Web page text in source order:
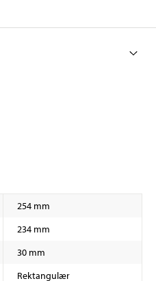
254 mm
234 mm
30 mm
Rektangulær